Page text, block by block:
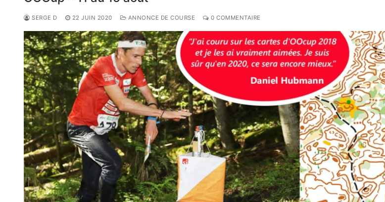
SERGE D 22 JUIN 2020 ANNONCE DE COURSE 0 COMMENTAIRE